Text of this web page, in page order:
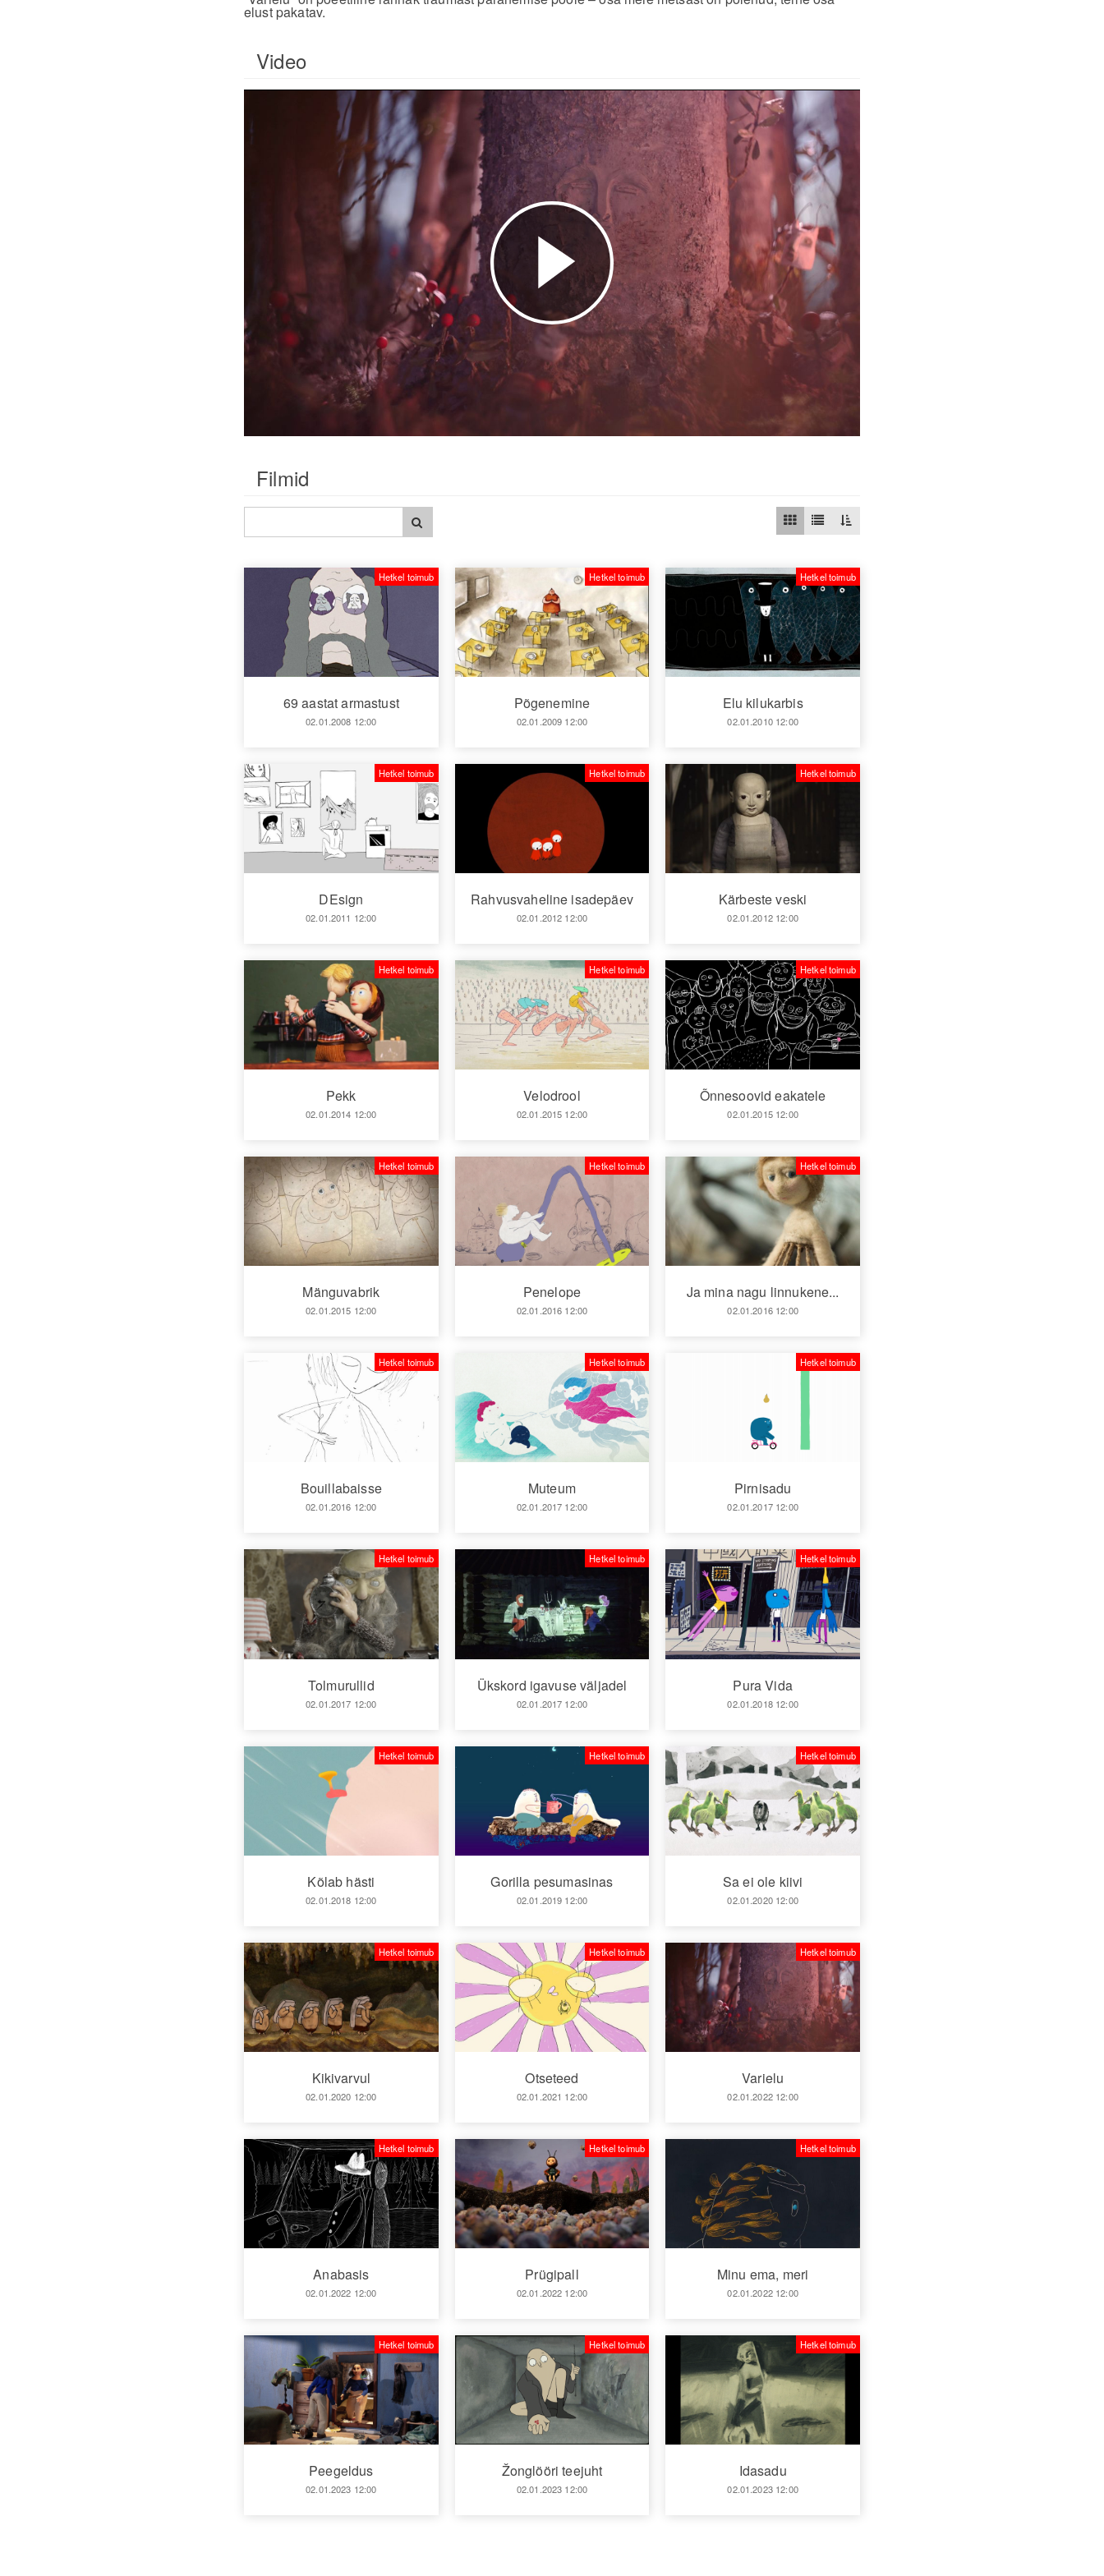
elust pakatav.
Video
Esita
video
Filmid
69 aastat armastust
02.01.2008 12:00
Hetkel toimub
Põgenemine
02.01.2009 12:00
Hetkel toimub
Elu kilukarbis
02.01.2010 12:00
Hetkel toimub
DEsign
02.01.2011 12:00
Hetkel toimub
Rahvusvaheline isadepäev
02.01.2012 12:00
Hetkel toimub
Kärbeste veski
02.01.2012 12:00
Hetkel toimub
Pekk
02.01.2014 12:00
Hetkel toimub
Velodrool
02.01.2015 12:00
Hetkel toimub
Õnnesoovid eakatele
02.01.2015 12:00
Hetkel toimub
Mänguvabrik
02.01.2015 12:00
Hetkel toimub
Penelope
02.01.2016 12:00
Hetkel toimub
Ja mina nagu linnukene...
02.01.2016 12:00
Hetkel toimub
Bouillabaisse
02.01.2016 12:00
Hetkel toimub
Muteum
02.01.2017 12:00
Hetkel toimub
Pirnisadu
02.01.2017 12:00
Hetkel toimub
Tolmurullid
02.01.2017 12:00
Hetkel toimub
Ükskord igavuse väljadel
02.01.2017 12:00
Hetkel toimub
Pura Vida
02.01.2018 12:00
Hetkel toimub
Kõlab hästi
02.01.2018 12:00
Hetkel toimub
Gorilla pesumasinas
02.01.2019 12:00
Hetkel toimub
Sa ei ole kiivi
02.01.2020 12:00
Hetkel toimub
Kikivarvul
02.01.2020 12:00
Hetkel toimub
Otseteed
02.01.2021 12:00
Hetkel toimub
Varielu
02.01.2022 12:00
Hetkel toimub
Anabasis
02.01.2022 12:00
Hetkel toimub
Prügipall
02.01.2022 12:00
Hetkel toimub
Minu ema, meri
02.01.2022 12:00
Hetkel toimub
Peegeldus
02.01.2023 12:00
Hetkel toimub
Žonglööri teejuht
02.01.2023 12:00
Hetkel toimub
Idasadu
02.01.2023 12:00
Hetkel toimub